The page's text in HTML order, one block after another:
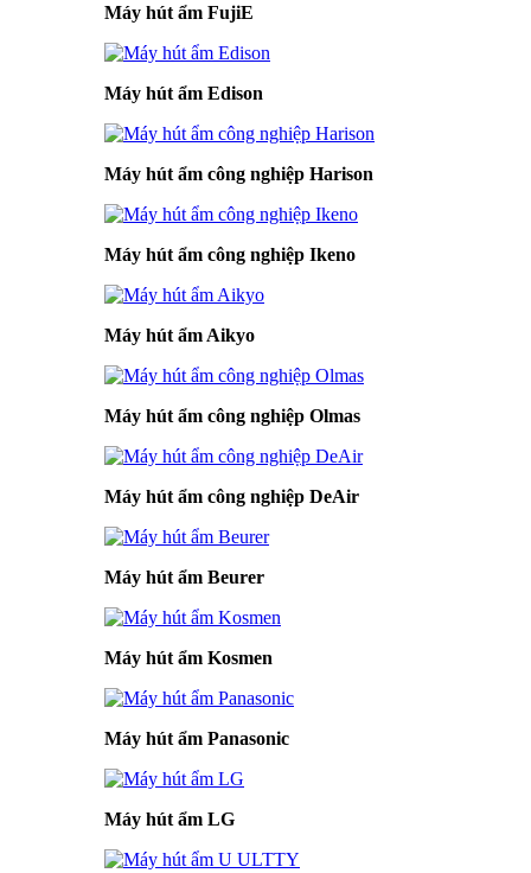
Máy hút ẩm FujiE
Máy hút ẩm Edison
Máy hút ẩm công nghiệp Harison
Máy hút ẩm công nghiệp Ikeno
Máy hút ẩm Aikyo
Máy hút ẩm công nghiệp Olmas
Máy hút ẩm công nghiệp DeAir
Máy hút ẩm Beurer
Máy hút ẩm Kosmen
Máy hút ẩm Panasonic
Máy hút ẩm LG